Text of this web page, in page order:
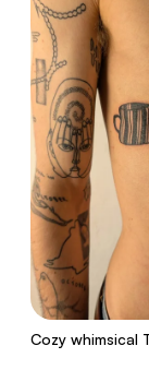
Cozy whimsical